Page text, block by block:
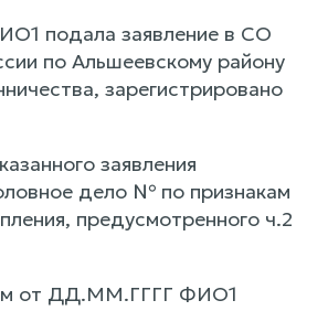
подала заявление в СО
по Альшеевскому району
зарегистрировано
заявления
дело № по признакам
предусмотренного ч.2
от ДД.ММ.ГГГГ ФИО1